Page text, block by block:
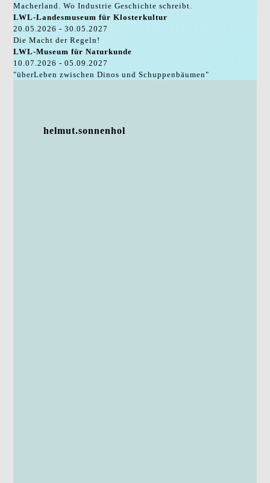
Macherland. Wo Industrie Geschichte schreibt.
LWL-Landesmuseum für Klosterkultur
20.05.2026 - 30.05.2027
Die Macht der Regeln!
LWL-Museum für Naturkunde
10.07.2026 - 05.09.2027
"überLeben zwischen Dinos und Schuppenbäumen"
helmut.sonnenhol